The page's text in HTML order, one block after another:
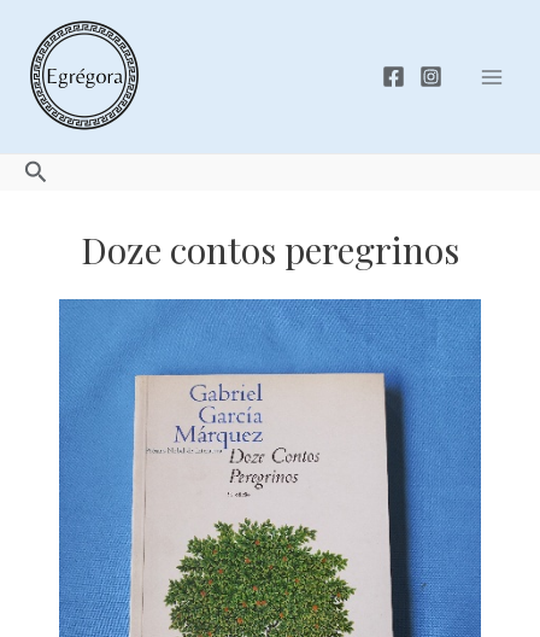
content
Search
Doze contos peregrinos